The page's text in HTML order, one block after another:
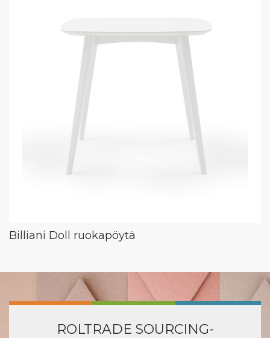
Billiani Doll ruokapöytä
ROLTRADE SOURCING-